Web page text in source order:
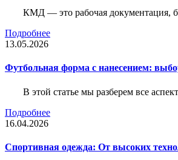
КМД — это рабочая документация,
Подробнее
13.05.2026
Футбольная форма с нанесением:
В этой статье мы разберем все
Подробнее
16.04.2026
Спортивная одежда: От высоких